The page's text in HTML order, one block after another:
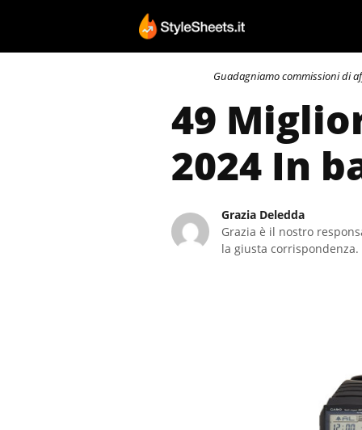
contenuto
Guadagniamo commissioni di
49
2024 In
Grazia Deledda
Grazia è il nostro
la giusta